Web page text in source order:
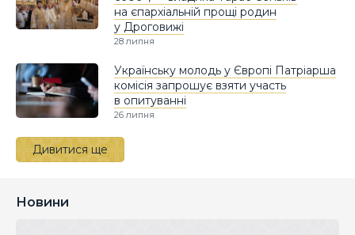
на єпархіальній прощі родин
у Дроговижі
28 липня
Українську молодь у Європі Патріарша
комісія запрошує взяти участь
в опитуванні
26 липня
Дивитися ще
Новини